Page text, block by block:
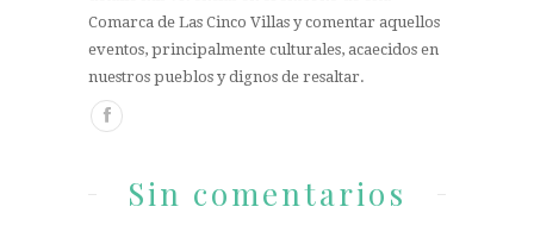
Comarca de Las Cinco Villas y comentar aquellos
eventos, principalmente culturales, acaecidos en
nuestros pueblos y dignos de resaltar.
Sin comentarios